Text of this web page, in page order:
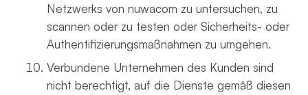
Netzwerks von nuwacom zu untersuchen, zu
scannen oder zu testen oder Sicherheits- oder
Authentifizierungsmaßnahmen zu umgehen.
Verbundene Unternehmen des Kunden sind
nicht berechtigt, auf die Dienste gemäß diesen